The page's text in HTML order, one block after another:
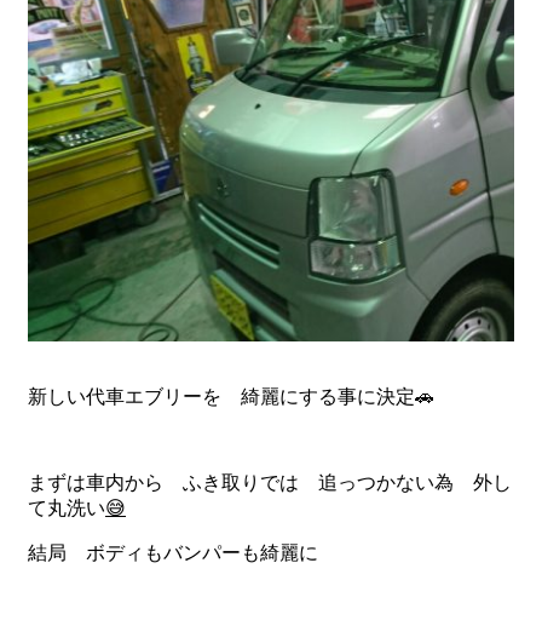
新しい代車エブリーを 綺麗にする事に決定🚗
まずは車内から ふき取りでは 追っつかない為 外し
て丸洗い😅
結局 ボディもバンパーも綺麗に